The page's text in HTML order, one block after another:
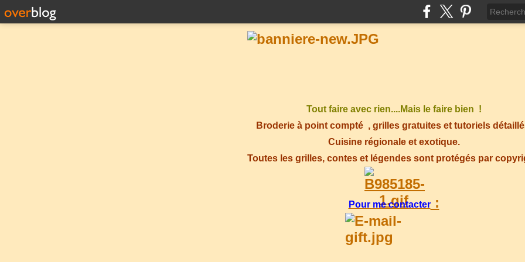
Tout faire avec rien....Mais le faire bien !
Broderie à point compté , grilles gratuites et tutoriels
Cuisine régionale et exotique.
Toutes les grilles, contes et légendes sont protégés par
Pour me contacter: